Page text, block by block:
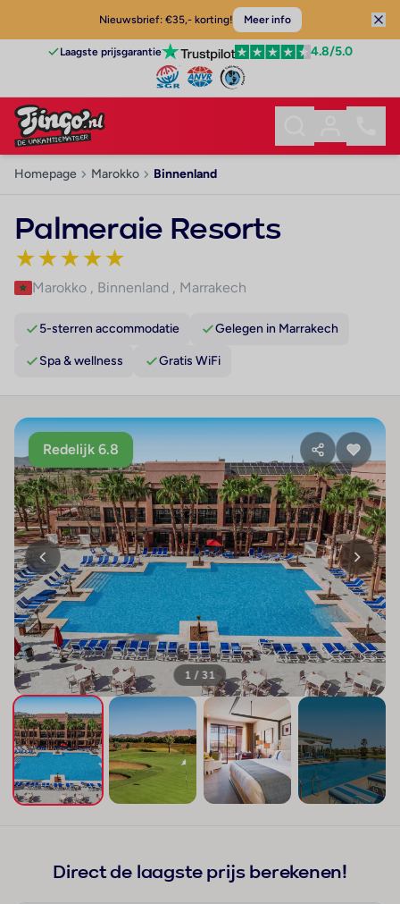
Nieuwsbrief: €35,- korting! Meer info
Laagste prijsgarantie 4.8/5.0
Homepage Marokko Binnenland
Palmeraie Resorts
★★★★★
Marokko , Binnenland , Marrakech
5-sterren accommodatie Gelegen in Marrakech
Spa & wellness Gratis WiFi
Redelijk 6.8
1 / 31
Direct de laagste prijs berekenen!